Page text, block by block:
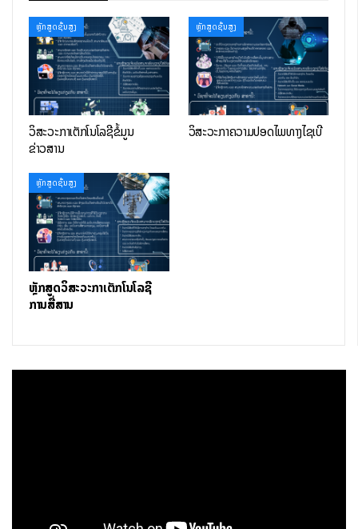
ມາດຕະຖານອາຊີບ
ສື່ສານໂດຍໃຊ້ພາສາລາວ ແລະ ພາສາຕ່າງປະເທດເຂົ້າໃນວິຊາຊີບໃນ
ລະດັບໃດໜຶ່ງທີ່ແນ່ນອນ.
ຈັດຫາ ແລະ ດູແລຮັກສາຊັບພະຍາກອນລະບົບຂໍ້ມູນຂ່າວສານ ແລະ
ການສື່ສານ ໃຫ້ພຽງພໍຕໍ່ການໃຊ້ງານ
ບໍລິຫານຈັດການລະບົບຂໍ້ມູນຂ່າວສານ ແລະ ການສື່ສານ ໃຫ້
ບໍລິການໄດ້ຢ່າງຕໍ່ເນື່ອງ ມີປະສິດທິພາບ ແລະ ໝັ້ນຄົງປອດໄພ.
ບໍລິຫານຈັດການ, ໃຫ້ບໍລິການດ້ານຂໍ້ມູນຂ່າວສານ ແລະ ການສື່ສານ
ຮອງຮັບຕາມກົດໝາຍໄອຊີທີ ຂອງລາວ ແລະ ມາດຕະຖານສາກົນ.
ຈັດຫາ ແລະ ສ້າງນະວັດຕະກໍາດ້ານໄອຊີທີ ເພື່ອສະໜັບສະໜູນງານ
ດ້ານບໍລິການ.
ຮັບປະກັນຄວາມຮູ້, ຄວາມສາມາດ ແລະ ທັດສະນະຄຸນສົມບັດ ທີ່
ສອດຄ່ອງກັບຄວາມຕ້ອງການພັດທະນາເສດຖະກິດສັງຄົມ ແລະ
ໂລ​ຊີ, ເຄື່ອງມື ແລະ ຄວາມຮູ້ດ້ານໄອຊີທີ ໄປ​ໃຊ້​ໃນ​ການ​ປະ​ກອບ​ອາ​
ຫຼັກສູດຊັ້ນສູງ
ວິສະວະກຳເຕັກໂນໂລຊີຂໍ້ມູນ
ຂ່າວສານ
ຫຼັກສູດຊັ້ນສູງ
ວິສະວະກຳຄວາມປອດໄພທາງໄຊເບີ
ຫຼັກສູດຊັ້ນສູງ
ຫຼັກສູດວິສະວະກຳເຕັກໂນໂລຊີ
ການສື່ສານ